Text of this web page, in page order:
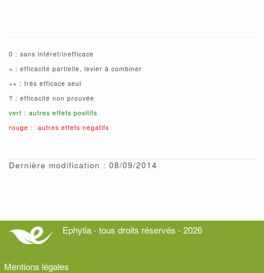
0 : sans intéret/inefficace
+ : efficacité partielle, levier à combiner
++ : très efficace seul
? : efficacité non prouvée
vert : autres effets positifs
rouge : autres effets négatifs
Dernière modification : 08/09/2014
Ephytia - tous droits réservés - 2026
Mentions légales